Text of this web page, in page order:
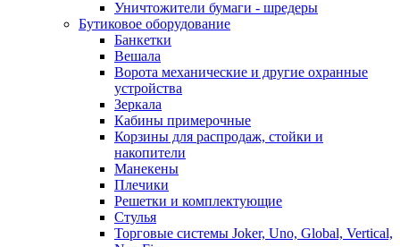
Уничтожители бумаги - шредеры
Бутиковое оборудование
Банкетки
Вешала
Ворота механические и другие охранные
устройства
Зеркала
Кабины примерочные
Корзины для распродаж, стойки и
накопители
Манекены
Плечики
Решетки и комплектующие
Стулья
Торговые системы Joker, Uno, Global, Vertical,